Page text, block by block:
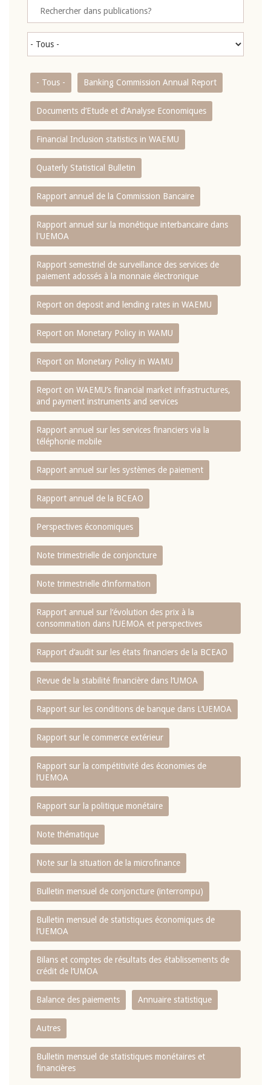
- Tous - Banking Commission Annual Report
Documents d’Etude et d’Analyse Economiques
Financial Inclusion statistics in WAEMU
Quaterly Statistical Bulletin
Rapport annuel de la Commission Bancaire
Rapport annuel sur la monétique interbancaire dans
l'UEMOA
Rapport semestriel de surveillance des services de
paiement adossés à la monnaie électronique
Report on deposit and lending rates in WAEMU
Report on Monetary Policy in WAMU
Report on Monetary Policy in WAMU
Report on WAEMU’s financial market infrastructures,
and payment instruments and services
Rapport annuel sur les services financiers via la
téléphonie mobile
Rapport annuel sur les systèmes de paiement
Rapport annuel de la BCEAO
Perspectives économiques
Note trimestrielle de conjoncture
Note trimestrielle d‘information
Rapport annuel sur l‘évolution des prix à la
consommation dans l‘UEMOA et perspectives
Rapport d‘audit sur les états financiers de la BCEAO
Revue de la stabilité financière dans l‘UMOA
Rapport sur les conditions de banque dans L‘UEMOA
Rapport sur le commerce extérieur
Rapport sur la compétitivité des économies de
l‘UEMOA
Rapport sur la politique monétaire
Note thématique
Note sur la situation de la microfinance
Bulletin mensuel de conjoncture (interrompu)
Bulletin mensuel de statistiques économiques de
l‘UEMOA
Bilans et comptes de résultats des établissements de
crédit de l‘UMOA
Balance des paiements Annuaire statistique
Autres
Bulletin mensuel de statistiques monétaires et
financières